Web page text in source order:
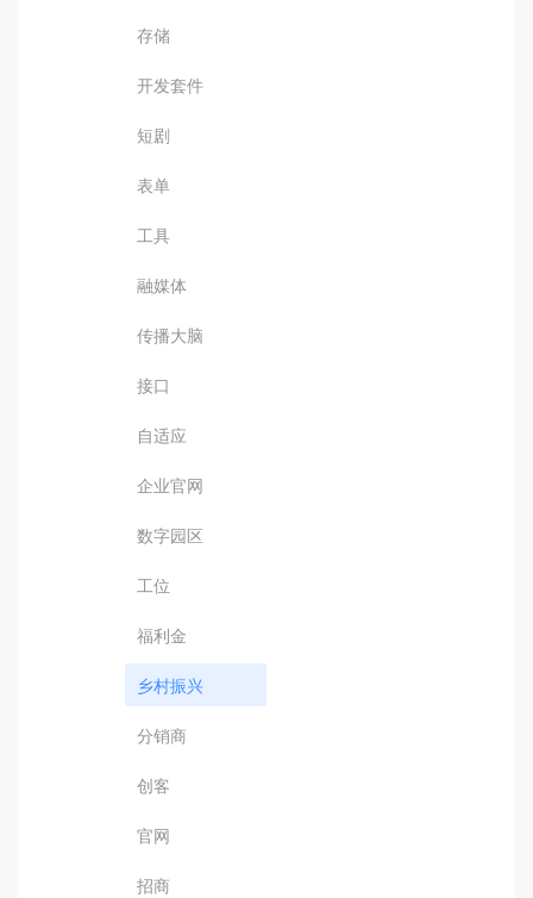
存储
开发套件
短剧
表单
工具
融媒体
传播大脑
接口
自适应
企业官网
数字园区
工位
福利金
乡村振兴
分销商
创客
官网
招商